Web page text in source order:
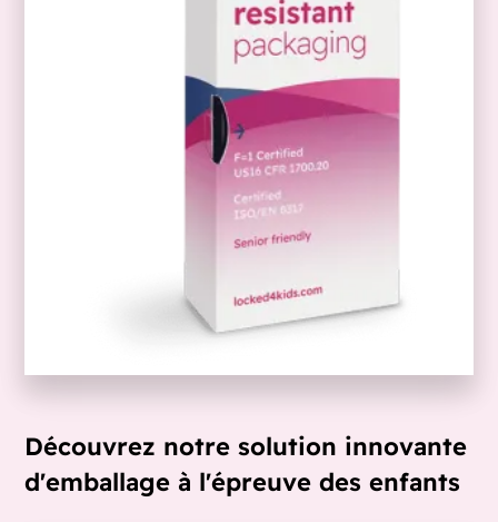
Découvrez notre solution innovante
d'emballage à l'épreuve des enfants